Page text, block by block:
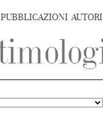
PUBBLICAZIONI AUTORI